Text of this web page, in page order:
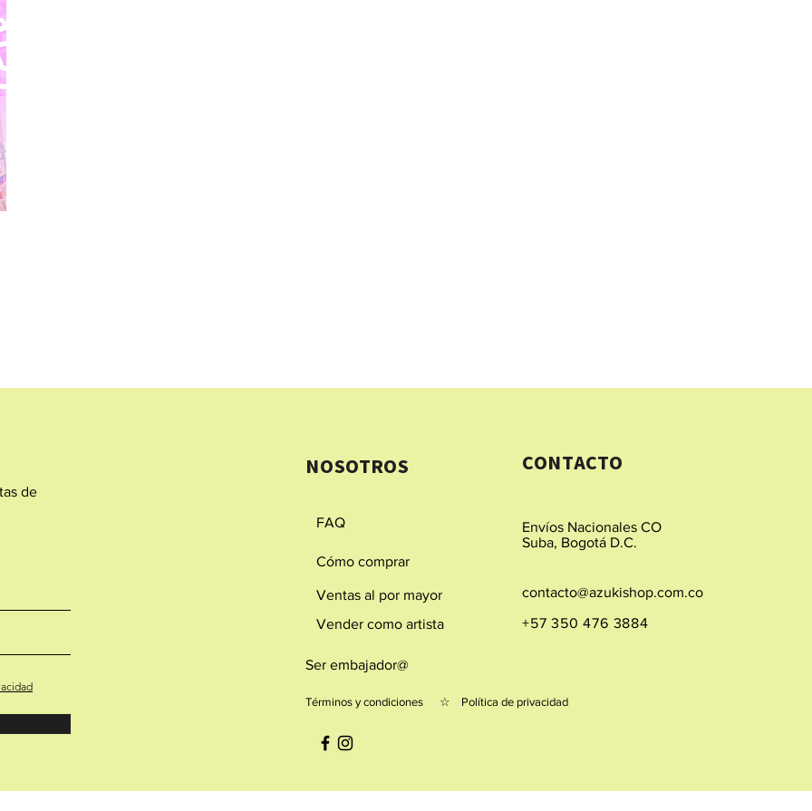
de
NOSOTROS
FAQ
CONTACTO
Envíos Nacionales CO
Suba, Bogotá D.C.
Cómo comprar
Ventas al por mayor
Vender como artista
contacto@azukishop.com.co
+57 350 476 3884
Ser embajador@
Términos y condiciones ☆ Política de privacidad